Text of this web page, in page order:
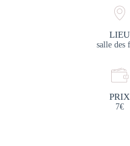
LIEU
salle des
PRIX
7€